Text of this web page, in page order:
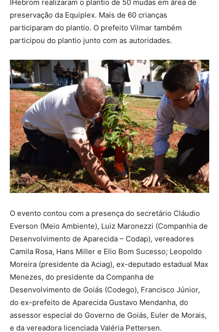
IHebrom realizaram o plantio de 50 mudas em área de
preservação da Equiplex. Mais de 60 crianças
participaram do plantio. O prefeito Vilmar também
participou do plantio junto com as autoridades.
O evento contou com a presença do secretário Cláudio
Everson (Meio Ambiente), Luiz Maronezzi (Companhia de
Desenvolvimento de Aparecida – Codap), vereadores
Camila Rosa, Hans Miller e Elio Bom Sucesso; Leopoldo
Moreira (presidente da Aciag), ex-deputado estadual Max
Menezes, do presidente da Companha de
Desenvolvimento de Goiás (Codego), Francisco Júnior,
do ex-prefeito de Aparecida Gustavo Mendanha, do
assessor especial do Governo de Goiás, Euler de Morais,
e da vereadora licenciada Valéria Pettersen.